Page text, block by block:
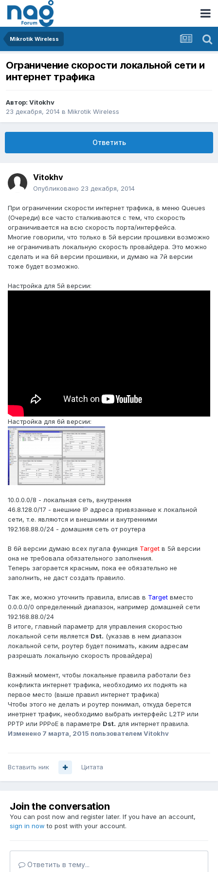
Mikrotik Wireless
Ограничение скорости локальной сети и
интернет трафика
Автор: Vitokhv
23 декабря, 2014 в Mikrotik Wireless
Ответить
Vitokhv
Опубликовано 23 декабря, 2014
При ограничении скорости интернет трафика, в меню Queues
(Очереди) все часто сталкиваются с тем, что скорость
ограничивается на всю скорость порта/интерфейса.
Многие говорили, что только в 5й версии прошивки возможно
не ограничивать локальную скорость провайдера. Это можно
сделать и на 6й версии прошивки, и думаю на 7й версии
тоже будет возможно.
Настройка для 5й версии:
Настройка для 6й версии:
10.0.0.0/8 - локальная сеть, внутренняя
46.8.128.0/17 - внешние IP адреса привязанные к локальной
сети, т.е. являются и внешними и внутренними
192.168.88.0/24 - домашняя сеть от роутера
В 6й версии думаю всех пугала функция Target в 5й версии
она не требовала обязательного заполнения.
Теперь загорается красным, пока ее обязательно не
заполнить, не даст создать правило.
Так же, можно уточнить правила, вписав в Target вместо
0.0.0.0/0 определенный диапазон, например домашней сети
192.168.88.0/24
В итоге, главный параметр для управления скоростью
локальной сети является Dst. (указав в нем диапазон
локальной сети, роутер будет понимать, каким адресам
разрешать локальную скорость провайдера)
Важный момент, чтобы локальные правила работали без
конфликта интернет трафика, необходимо их поднять на
первое место (выше правил интернет трафика)
Чтобы этого не делать и роутер понимал, откуда берется
инетрнет трафик, необходимо выбрать интерфейс L2TP или
PPTP или PPPoE в параметре Dst. для интернет правила.
Изменено 7 марта, 2015 пользователем Vitokhv
Вставить ник Цитата
Join the conversation
You can post now and register later. If you have an account,
sign in now to post with your account.
Ответить в тему...